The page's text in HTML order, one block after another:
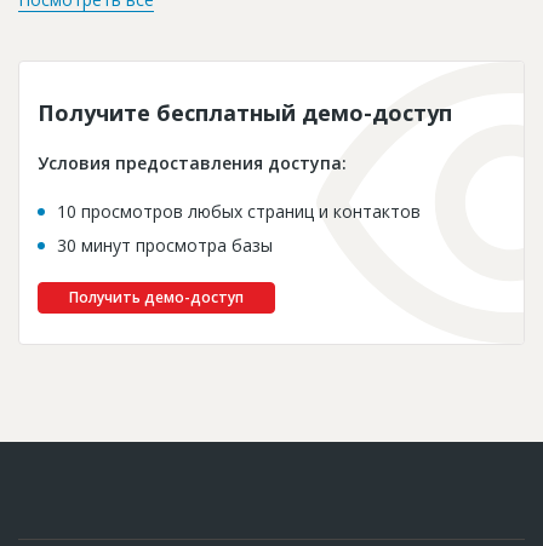
Получите бесплатный демо-доступ
Условия предоставления доступа:
10 просмотров любых страниц и контактов
30 минут просмотра базы
Получить демо-доступ